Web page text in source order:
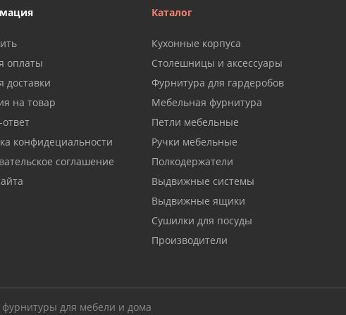
оплаты
доставки
на товар
конфидециальности
соглашение
Каталог
Кухонные корпуса
Столешницы и аксессуары
Фурнитура для гардеробов
Мебельная фурнитура
Петли мебельные
Ручки мебельные
Полкодержатели
Выдвижные системы
Выдвижные ящики
Сушилки для посуды
Производители
для мебели и дома